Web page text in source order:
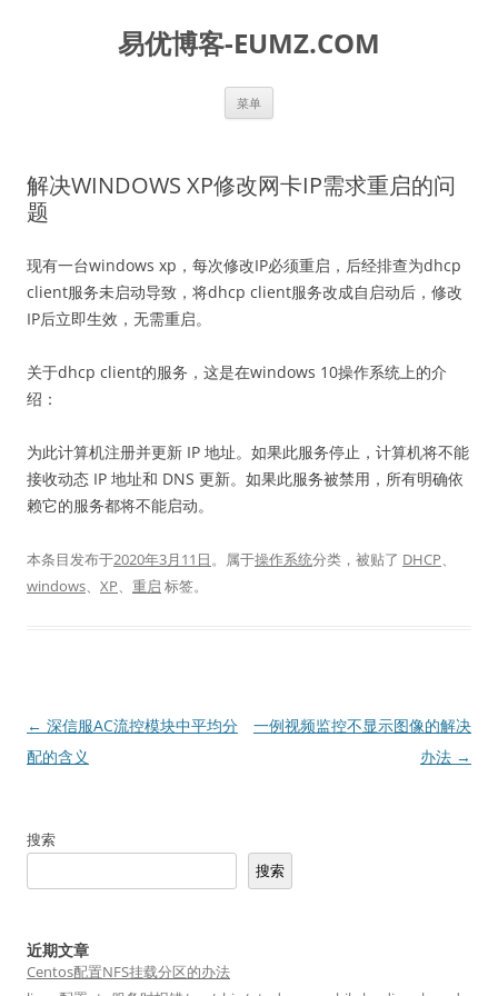
易优博客-EUMZ.COM
菜单
解决WINDOWS XP修改网卡IP需求重启的问
题
现有一台windows xp，每次修改IP必须重启，后经排查为dhcp
client服务未启动导致，将dhcp client服务改成自启动后，修改
IP后立即生效，无需重启。
关于dhcp client的服务，这是在windows 10操作系统上的介
绍：
为此计算机注册并更新 IP 地址。如果此服务停止，计算机将不能
接收动态 IP 地址和 DNS 更新。如果此服务被禁用，所有明确依
赖它的服务都将不能启动。
本条目发布于2020年3月11日。属于操作系统分类，被贴了 DHCP、
windows、 XP、 重启 标签。
文
章
← 深信服AC流控模块中平均分
配的含义
一例视频监控不显示图像的解决
办法 →
搜索
搜索
近期文章
Centos配置NFS挂载分区的办法